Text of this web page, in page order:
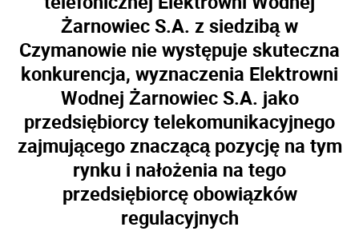
Żarnowiec S.A. z siedzibą w
Czymanowie nie występuje skuteczna
konkurencja, wyznaczenia Elektrowni
Wodnej Żarnowiec S.A. jako
przedsiębiorcy telekomunikacyjnego
zajmującego znaczącą pozycję na tym
rynku i nałożenia na tego
przedsiębiorcę obowiązków
regulacyjnych